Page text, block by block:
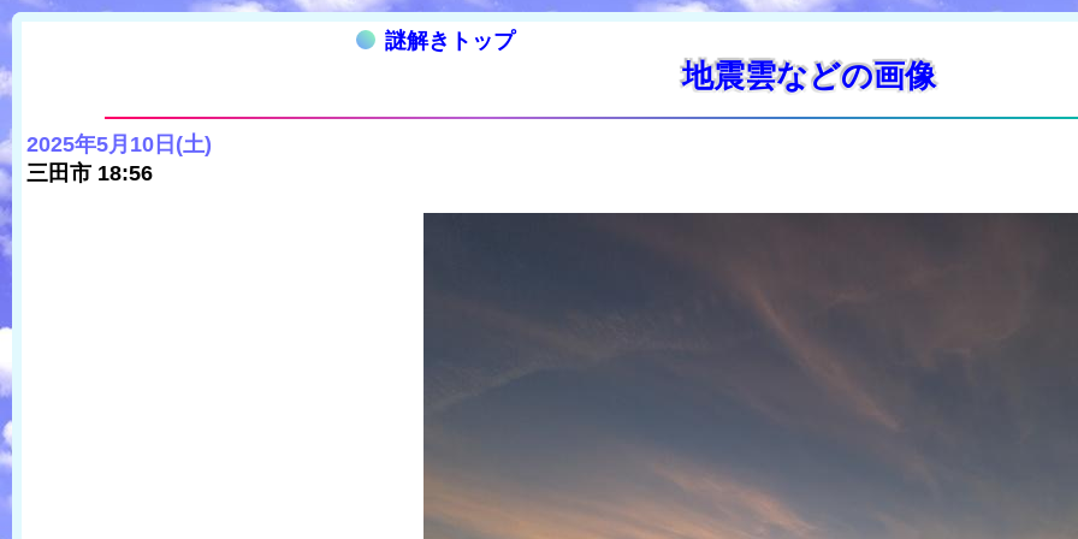
謎解きトップ
地震雲などの画像
2025年5月10日(土)
三田市 18:56